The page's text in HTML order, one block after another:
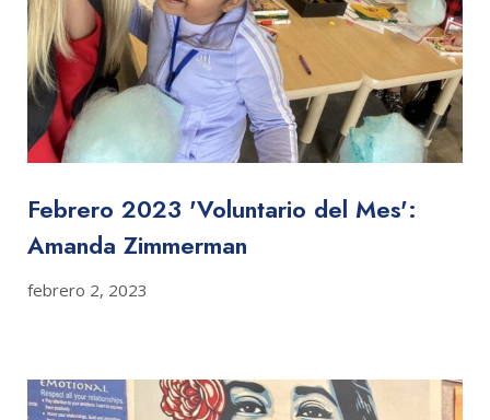
Febrero 2023 'Voluntario del Mes':
Amanda Zimmerman
febrero 2, 2023